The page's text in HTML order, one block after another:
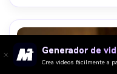
Generador de
Crea videos fácilmente a